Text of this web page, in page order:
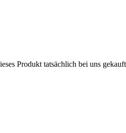
Produkt tatsächlich bei uns